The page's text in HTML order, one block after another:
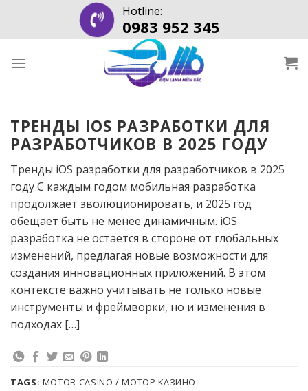
content
Hotline:
0983 952 345
ТРЕНДЫ IOS РАЗРАБОТКИ ДЛЯ
РАЗРАБОТЧИКОВ В 2025 ГОДУ
Тренды iOS разработки для разработчиков в 2025
году С каждым годом мобильная разработка
продолжает эволюционировать, и 2025 год
обещает быть не менее динамичным. iOS
разработка не остается в стороне от глобальных
изменений, предлагая новые возможности для
создания инновационных приложений. В этом
контексте важно учитывать не только новые
инструменты и фреймворки, но и изменения в
подходах […]
TAGS: MOTOR CASINO / МОТОР КАЗИНО